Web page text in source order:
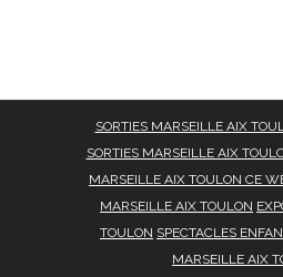
SORTIES MARSEILLE AIX
SORTIES MARSEILLE AIX
MARSEILLE AIX TOULON CE
MARSEILLE AIX TOULON
TOULON SPECTACLES
MARSEILLE AIX